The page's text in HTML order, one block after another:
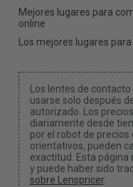
Mejores lugares para
online
Los mejores lugares
Los lentes de
usarse solo después
autorizado. Los
diariamente desde
por el robot de precios
orientativos, pueden
exactitud. Esta
y puede haber sido
sobre Lenspricer.